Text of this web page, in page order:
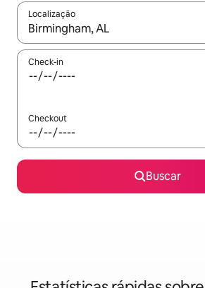
Localização
Quando os resultados estiverem
Check-in
Checkout
Buscar